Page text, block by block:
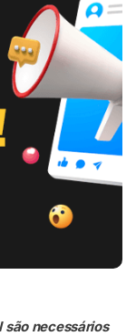
são necessários